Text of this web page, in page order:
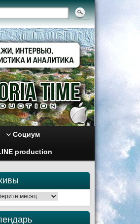
Социум
production